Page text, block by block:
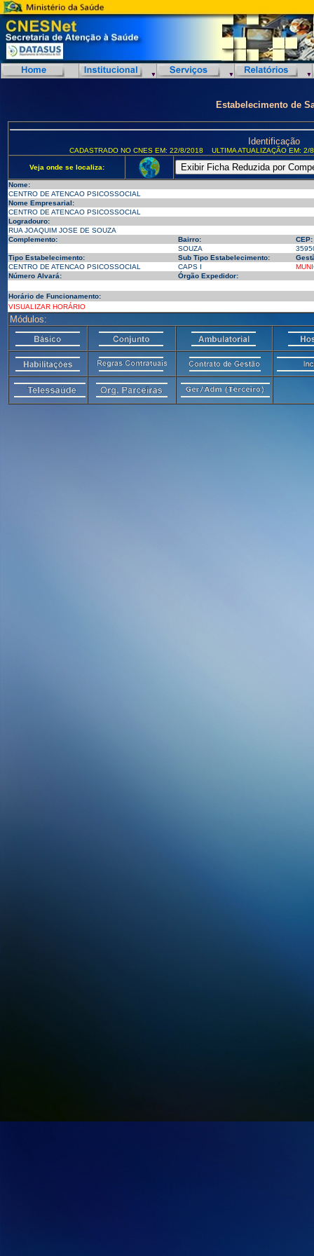
Estabelecimento de
Identificação
CADASTRADO NO CNES EM: 22/8/2018 ULTIMA ATUALIZAÇÃO EM:
Veja onde se localiza:
Nome:
CENTRO DE ATENCAO PSICOSSOCIAL
Nome Empresarial:
CENTRO DE ATENCAO PSICOSSOCIAL
Logradouro:
RUA JOAQUIM JOSE DE SOUZA
Complemento:
Bairro:
CEP:
SOUZA
Tipo Estabelecimento:
Sub Tipo Estabelecimento:
CENTRO DE ATENCAO PSICOSSOCIAL
CAPS I
Número Alvará:
Órgão Expedidor:
Horário de Funcionamento:
VISUALIZAR HORÁRIO
Módulos: